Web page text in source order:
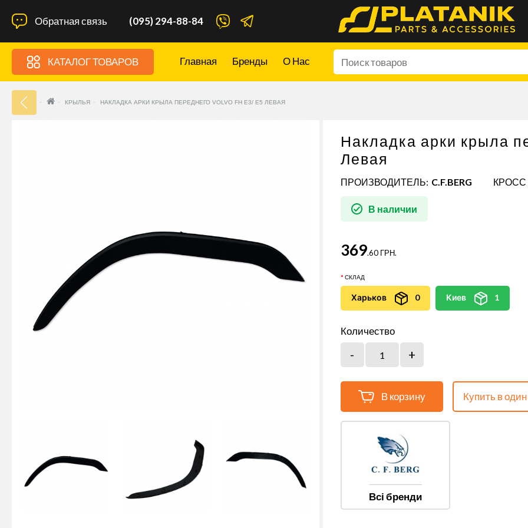
Обратная связь (095) 294-88-84
КАТАЛОГ ТОВАРОВ Главная Бренды О Нас
КРЫЛЬЯ НАКЛАДКА АРКИ КРЫЛА ПЕРЕДНЕГО VOLVO FH E3/ E5 ЛЕВАЯ
Накладка арки крыла
Левая
ПРОИЗВОДИТЕЛЬ: C.F.BERG КРОСС
В наличии
369.60 ГРН.
СКЛАД
Харьков 0 Киев 1
Количество
В корзину Купить в один
Всі бренди